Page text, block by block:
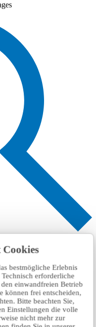
Cookies
bestmögliche Erlebnis
erforderliche
einwandfreien Betrieb
können frei entscheiden,
Bitte beachten Sie,
Einstellungen die volle
nicht mehr zur